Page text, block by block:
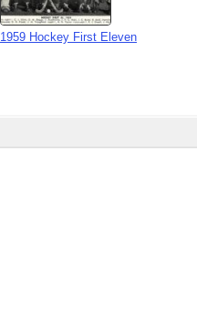
1959 Hockey First Eleven